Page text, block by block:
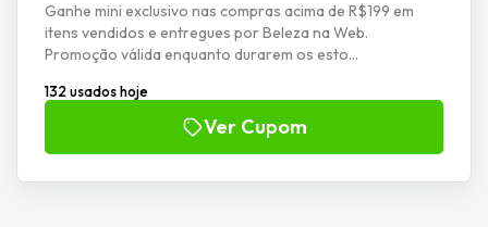
Ganhe mini exclusivo nas compras acima de R$199 em
itens vendidos e entregues por Beleza na Web.
Promoção válida enquanto durarem os esto...
132 usados hoje
Ver Cupom